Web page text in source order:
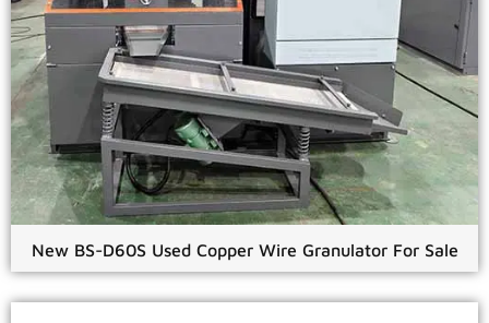
New BS-D60S Used Copper Wire Granulator For Sale